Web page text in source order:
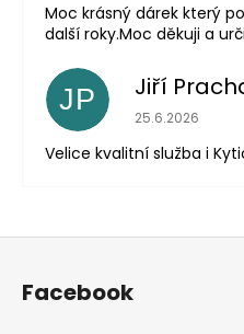
Moc krásný dárek který
další roky.Moc děkuji a
JP Jiří
Hodnocení
25.6.2026
Velice kvalitní služba i
Z
Facebook